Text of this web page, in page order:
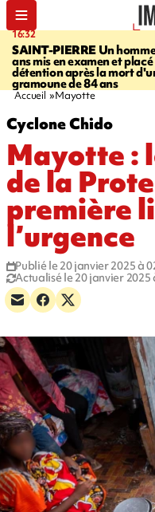
16:32
SAINT-PIERREUn
ans mis en examen et placé
détention après la mort
gramoune de 84 ans
Accueil Mayotte
Cyclone Chido
Mayotte :
de la
première
l’urgence
Publié le 20 janvier 2025 à
Actualisé le 20 janvier 2025